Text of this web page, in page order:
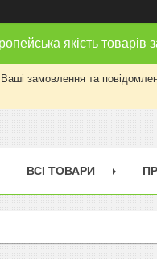
якість
замовлення та
ВСІ ТОВАРИ